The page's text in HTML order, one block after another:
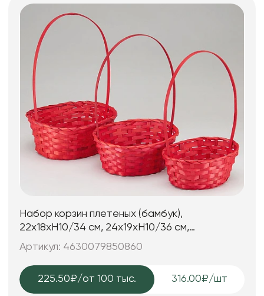
Набор корзин плетеных (бамбук),
22х18xH10/34 см, 24х19xH10/36 см,
27х21xH10/38 см, 3 шт., красный
Артикул: 4630079850860
225.50₽/от 100 тыс. 316.00₽/шт